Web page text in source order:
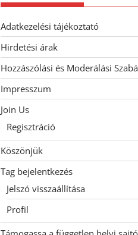
Adatkezelési tájékoztató
Hirdetési árak
Hozzászólási és Moderálási
Impresszum
Join Us
Regisztráció
Köszönjük
Tag bejelentkezés
Jelszó visszaállítása
Profil